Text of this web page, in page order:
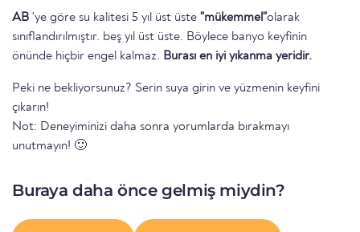
AB 'ye göre su kalitesi 5 yıl üst üste "mükemmel"olarak
sınıflandırılmıştır. beş yıl üst üste. Böylece banyo keyfinin
önünde hiçbir engel kalmaz. Burası en iyi yıkanma yeridir.
Peki ne bekliyorsunuz? Serin suya girin ve yüzmenin keyfini
çıkarın!
Not: Deneyiminizi daha sonra yorumlarda bırakmayı
unutmayın! 🙂
Buraya daha önce gelmiş miydin?